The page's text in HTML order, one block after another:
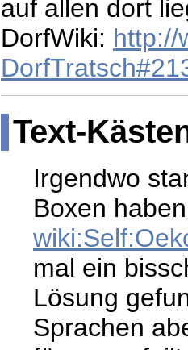
auf allen dort
DorfWiki: http://
Text-
Irgendwo
Boxen
mal ein
Lösung
Sprachen